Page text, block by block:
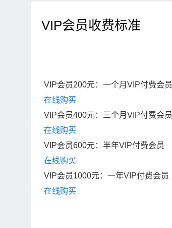
VIP会员收费标准
VIP会员200元：一个月VIP付费会员
在线购买
VIP会员400元：三个月VIP付费会员
在线购买
VIP会员600元：半年VIP付费会员
在线购买
VIP会员1000元：一年VIP付费会员
在线购买